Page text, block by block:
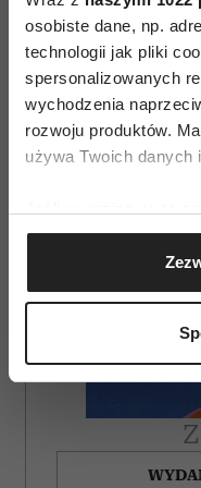
osobiste dane, np.
technologii jak pliki
spersonalizowanych
wychodzenia
rozwoju produktów.
używa Twoich danych
Gromadzić
geograficznej z
Identyfikować
(fingerprinting,
dane są przetwarzane
.
zmienić lub wycofać